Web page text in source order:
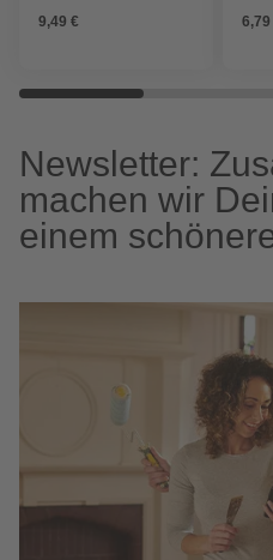
9,49 € 6,79
Newsletter:
machen wir
einem